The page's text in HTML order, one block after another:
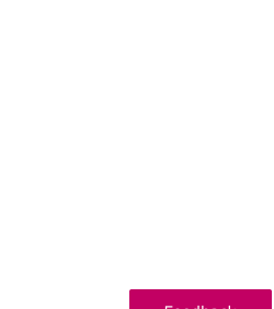
verlaat Rechtspraak.nl
U verlaat Rechtspraak.nl
- U verlaat Rechtspraak.nl
- U verlaat Rechtspraak.nl
LinkedIn - U verlaat
hoogte' nieuwsbrief - U verlaat